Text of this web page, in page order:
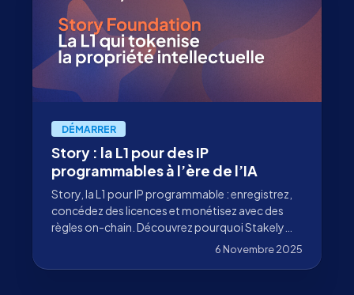
DÉMARRER
Story : la L1 pour des IP
programmables à l’ère de l’IA
Story, la L1 pour IP programmable : enregistrez,
concédez des licences et monétisez avec des
règles on-chain. Découvrez pourquoi Stakely
valide ce réseau et comment vous pouvez y
6 Novembre 2025